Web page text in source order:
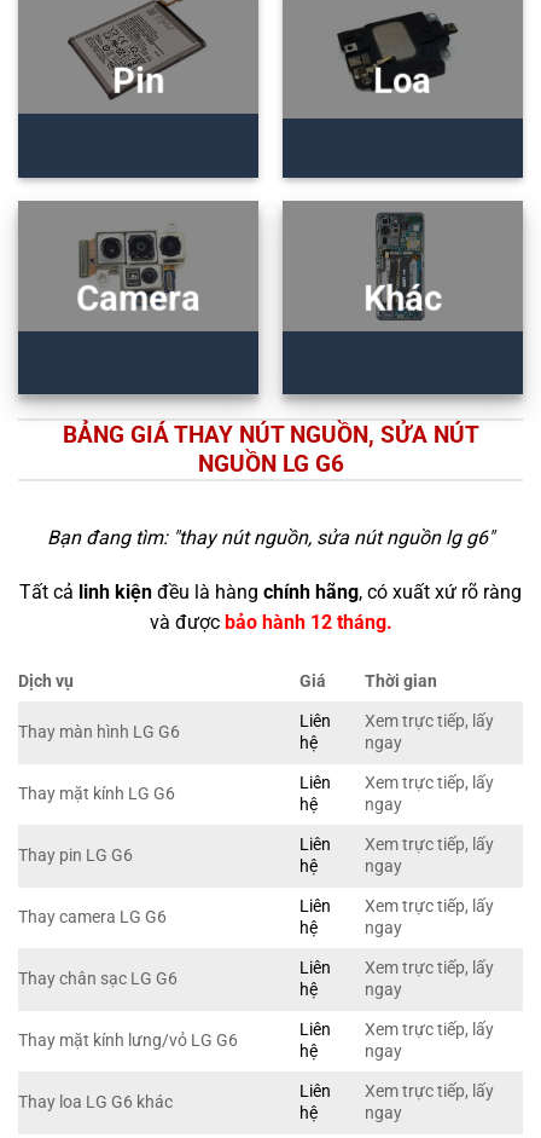
Pin Loa
Camera Khác
BẢNG GIÁ THAY NÚT NGUỒN, SỬA NÚT
NGUỒN LG G6
Bạn đang tìm: "thay nút nguồn, sửa nút nguồn lg g6"
Tất cả linh kiện đều là hàng chính hãng, có xuất xứ rõ ràng
và được bảo hành 12 tháng.
Dịch vụ Giá Thời gian
Thay màn hình LG G6
Liên
hệ
Xem trực tiếp, lấy
ngay
Thay mặt kính LG G6
Liên
hệ
Xem trực tiếp, lấy
ngay
Thay pin LG G6
Liên
hệ
Xem trực tiếp, lấy
ngay
Thay camera LG G6
Liên
hệ
Xem trực tiếp, lấy
ngay
Thay chân sạc LG G6
Liên
hệ
Xem trực tiếp, lấy
ngay
Thay mặt kính lưng/vỏ LG G6
Liên
hệ
Xem trực tiếp, lấy
ngay
Thay loa LG G6 khác
Liên
hệ
Xem trực tiếp, lấy
ngay